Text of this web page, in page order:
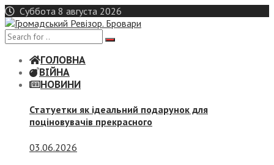
Skip
to
content
Суббота 8 августа 2026
ГОЛОВНА
ВІЙНА
НОВИНИ
Статуетки як ідеальний подарунок для
поціновувачів прекрасного
03.06.2026